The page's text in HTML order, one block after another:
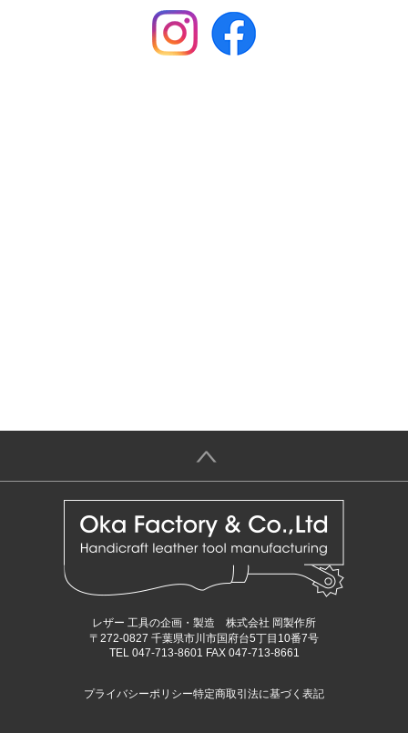
＞
レザー 工具の企画・製造 株式会社 岡製作所
〒272-0827 千葉県市川市国府台5丁目10番7号
TEL 047-713-8601 FAX 047-713-8661
プライバシーポリシー特定商取引法に基づく表記